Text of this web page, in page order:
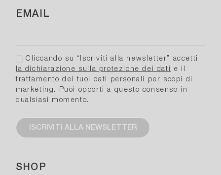
SHOP
EMAIL
Cliccando su “Iscriviti alla newsletter” accetti
la dichiarazione sulla protezione dei dati
e il
trattamento dei tuoi dati personali per scopi di
marketing. Puoi opporti a questo consenso in
qualsiasi momento.
ISCRIVITI ALLA NEWSLETTER